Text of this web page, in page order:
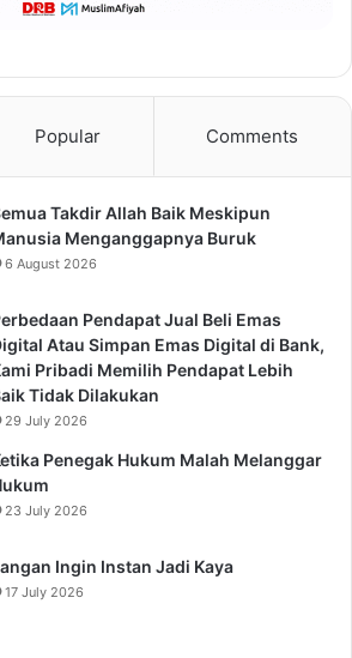
Popular Comments
Takdir Allah Baik Meskipun
Menganggapnya Buruk
6 August 2026
Pendapat Jual Beli Emas
Atau Simpan Emas Digital di Bank,
Pribadi Memilih Pendapat Lebih
Tidak Dilakukan
29 July 2026
Penegak Hukum Malah Melanggar
23 July 2026
Ingin Instan Jadi Kaya
17 July 2026